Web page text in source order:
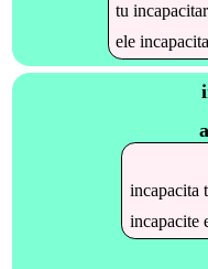
tu
ele
incapacita
incapacite